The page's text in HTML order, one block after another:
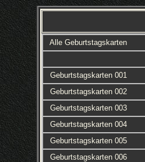
Alle Geburtstagskarten
Geburtstagskarten 001
Geburtstagskarten 002
Geburtstagskarten 003
Geburtstagskarten 004
Geburtstagskarten 005
Geburtstagskarten 006